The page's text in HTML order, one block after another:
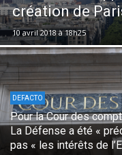
création de
10 avril 2018 à 18h25
DEFACTO
Pour la Cour des
La Défense a été «
pas « les intérêts de